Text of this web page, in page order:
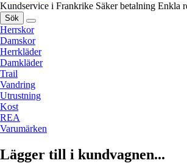
Kundservice i Frankrike Säker betalning Enkla
Sök
Herrskor
Damskor
Herrkläder
Damkläder
Trail
Vandring
Utrustning
Kost
REA
Varumärken
Lägger till i kundvagnen...